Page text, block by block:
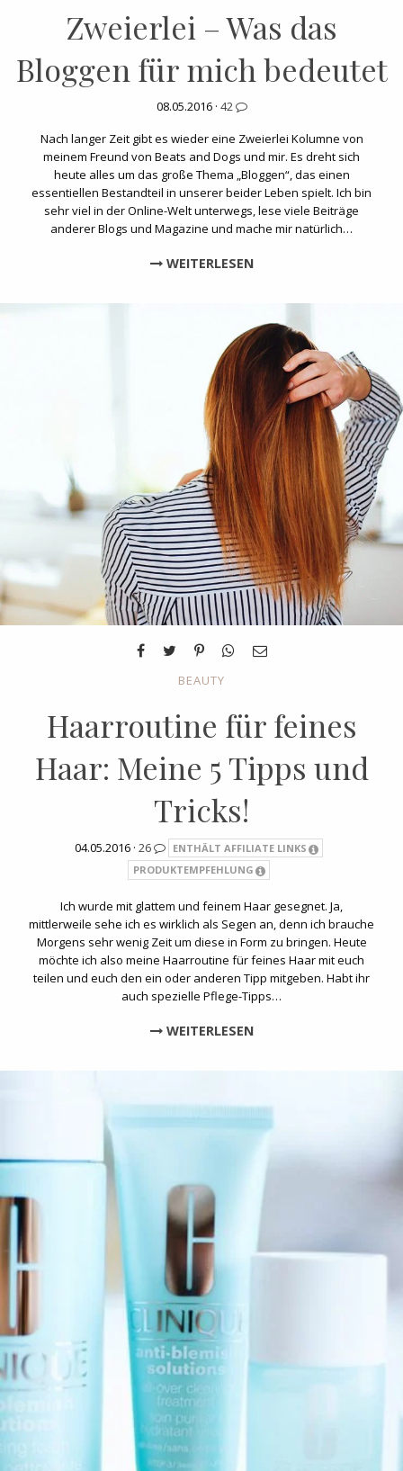
Zweierlei – Was das
Bloggen für mich bedeutet
08.05.2016 · 42
Nach langer Zeit gibt es wieder eine Zweierlei Kolumne von
meinem Freund von Beats and Dogs und mir. Es dreht sich
heute alles um das große Thema „Bloggen“, das einen
essentiellen Bestandteil in unserer beider Leben spielt. Ich bin
sehr viel in der Online-Welt unterwegs, lese viele Beiträge
anderer Blogs und Magazine und mache mir natürlich…
WEITERLESEN
BEAUTY
Haarroutine für feines
Haar: Meine 5 Tipps und
Tricks!
04.05.2016 · 26
ENTHÄLT AFFILIATE LINKS
PRODUKTEMPFEHLUNG
Ich wurde mit glattem und feinem Haar gesegnet. Ja,
mittlerweile sehe ich es wirklich als Segen an, denn ich brauche
Morgens sehr wenig Zeit um diese in Form zu bringen. Heute
möchte ich also meine Haarroutine für feines Haar mit euch
teilen und euch den ein oder anderen Tipp mitgeben. Habt ihr
auch spezielle Pflege-Tipps…
WEITERLESEN